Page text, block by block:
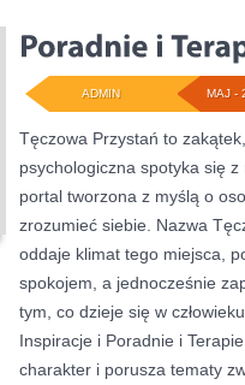
MAJ -
ADMIN
Tęczowa Przystań to
psychologiczna spotyka się
portal tworzona z myślą o
zrozumieć siebie. Nazwa
oddaje klimat tego miejsca,
spokojem, a jednocześnie
tym, co dzieje się w
Inspiracje i Poradnie i
charakter i porusza tematy